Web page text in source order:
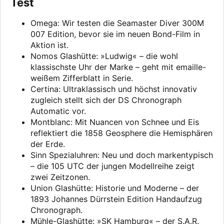
Omega: Wir testen die Seamaster Diver 300M
007 Edition, bevor sie im neuen Bond-Film in
Aktion ist.
Nomos Glashütte: »Ludwig« – die wohl
klassischste Uhr der Marke – geht mit emaille-
weißem Zifferblatt in Serie.
Certina: Ultraklassisch und höchst innovativ
zugleich stellt sich der DS Chronograph
Automatic vor.
Montblanc: Mit Nuancen von Schnee und Eis
reflektiert die 1858 Geosphere die Hemisphären
der Erde.
Sinn Spezialuhren: Neu und doch markentypisch
– die 105 UTC der jungen Modellreihe zeigt
zwei Zeitzonen.
Union Glashütte: Historie und Moderne – der
1893 Johannes Dürrstein Edition Handaufzug
Chronograph.
Mühle-Glashütte: »SK Hamburg« – der S.A.R.